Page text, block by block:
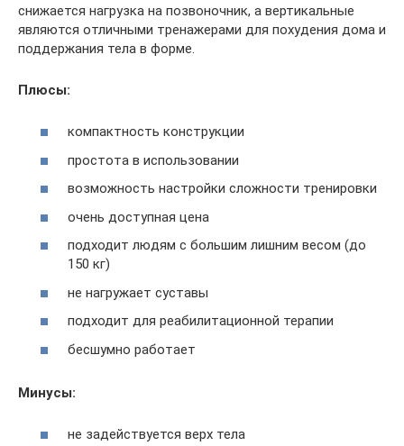
снижается нагрузка на позвоночник, а вертикальные
являются отличными тренажерами для похудения дома и
поддержания тела в форме.
Плюсы:
компактность конструкции
простота в использовании
возможность настройки сложности тренировки
очень доступная цена
подходит людям с большим лишним весом (до
150 кг)
не нагружает суставы
подходит для реабилитационной терапии
бесшумно работает
Минусы:
не задействуется верх тела